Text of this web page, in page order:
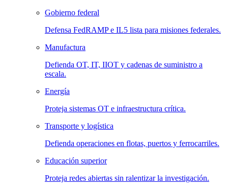
Gobierno federal
Defensa FedRAMP e IL5 lista para misiones federales.
Manufactura
Defienda OT, IT, IIOT y cadenas de suministro a
escala.
Energía
Proteja sistemas OT e infraestructura crítica.
Transporte y logística
Defienda operaciones en flotas, puertos y ferrocarriles.
Educación superior
Proteja redes abiertas sin ralentizar la investigación.